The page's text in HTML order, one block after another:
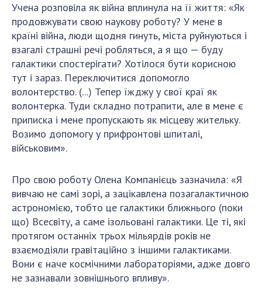
Засідання Президії НАН України
Сесії Загальних зборів НАН України
Річні звіти НАН України
Річні фінансові звіти НАН України
Наукові публікації та видавнича діяльність
Охорона прав інтелектуальної власності та
трансфер технологій в наукових установах
Наукові об'єкти, що становлять національне
надбання
Центри колективного користування
Оцінювання ефективності діяльності
наукових установ
Конкурси наукових досліджень НАН України
Відкрита наука в НАН України
Підготовка наукових кадрів
Робота з молоддю
Учена розповіла як війна вплинула на її життя: «Як
продовжувати свою наукову роботу? У мене в
країні війна, люди щодня гинуть, міста руйнуються і
взагалі страшні речі робляться, а я що — буду
галактики спостерігати? Хотілося бути корисною
тут і зараз. Переключитися допомогло
волонтерство. (...) Тепер їжджу у свої краї як
волонтерка. Туди складно потрапити, але в мене є
приписка і мене пропускають як місцеву жительку.
Возимо допомогу у прифронтові шпиталі,
військовим».
Про свою роботу Олена Компанієць зазначила: «Я
вивчаю не самі зорі, а зацікавлена позагалактичною
астрономією, тобто це галактики ближнього (поки
що) Всесвіту, а саме ізольовані галактики. Це ті, які
протягом останніх трьох мільярдів років не
взаємодіяли гравітаційно з іншими галактиками.
Вони є наче космічними лабораторіями, адже довго
не зазнавали зовнішнього впливу».